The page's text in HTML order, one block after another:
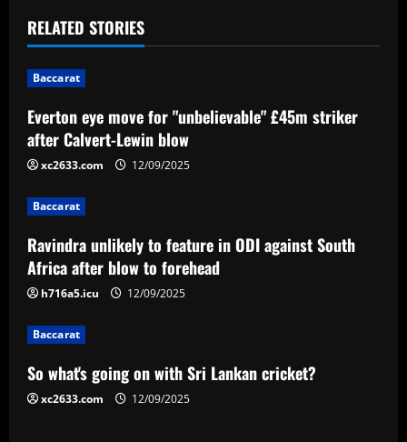
t
n
a
v
i
g
a
t
i
o
n
RELATED STORIES
Baccarat
Everton eye move for "unbelievable" £45m striker
after Calvert-Lewin blow
xc2633.com 12/09/2025
Baccarat
Ravindra unlikely to feature in ODI against South
Africa after blow to forehead
h716a5.icu 12/09/2025
Baccarat
So what's going on with Sri Lankan cricket?
xc2633.com 12/09/2025